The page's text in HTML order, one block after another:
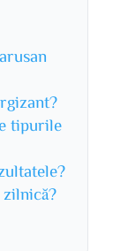
tipurile
zilnică?